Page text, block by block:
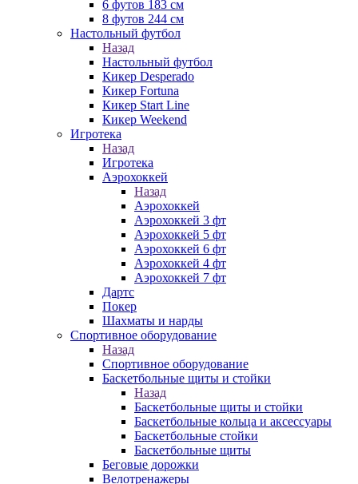
6 футов 183 см
8 футов 244 см
Настольный футбол
Назад
Настольный футбол
Кикер Desperado
Кикер Fortuna
Кикер Start Line
Кикер Weekend
Игротека
Назад
Игротека
Аэрохоккей
Назад
Аэрохоккей
Аэрохоккей 3 фт
Аэрохоккей 5 фт
Аэрохоккей 6 фт
Аэрохоккей 4 фт
Аэрохоккей 7 фт
Дартс
Покер
Шахматы и нарды
Спортивное оборудование
Назад
Спортивное оборудование
Баскетбольные щиты и стойки
Назад
Баскетбольные щиты и стойки
Баскетбольные кольца и аксессуары
Баскетбольные стойки
Баскетбольные щиты
Беговые дорожки
Велотренажеры